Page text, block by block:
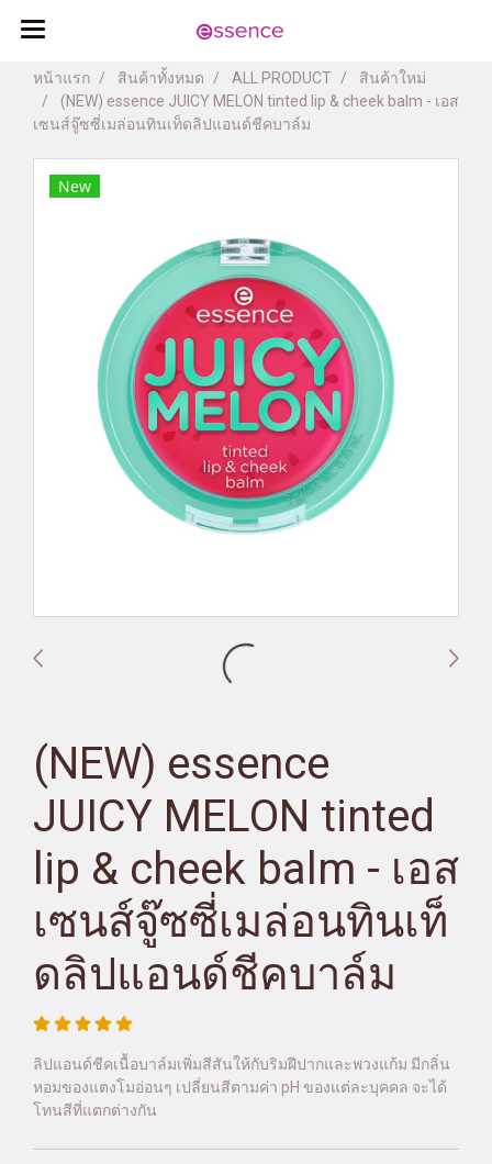
หน้าแรก สินค้าทั้งหมด ALL PRODUCT
สินค้าใหม่
(NEW) essence JUICY MELON tinted lip & cheek balm - เอส
เซนส์จู๊ซซี่เมล่อนทินเท็ดลิปแอนด์ชีคบาล์ม
New
(NEW) essence
JUICY MELON tinted
lip & cheek balm - เอส
เซนส์จู๊ซซี่เมล่อนทินเท็
ดลิปแอนด์ชีคบาล์ม
ลิปแอนด์ชีคเนื้อบาล์มเพิ่มสีสันให้กับริมฝีปากและพวงแก้ม มีกลิ่น
หอมของแตงโมอ่อนๆ เปลี่ยนสีตามค่า pH ของแต่ละบุคคล จะได้
โทนสีที่แตกต่างกัน